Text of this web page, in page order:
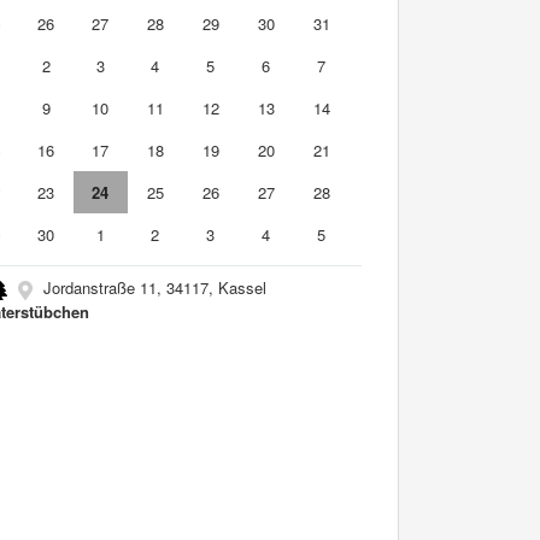
26 27 28 29 30
31
2 3 4 5 6
7
9 10 11 12 13
14
16 17 18 19 20
21
23 24 25 26 27
28
30 1 2 3 4 5
Jordanstraße 11, 34117, Kassel